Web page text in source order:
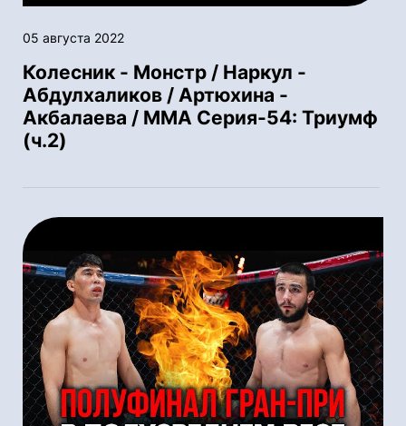
05 августа 2022
Колесник - Монстр / Наркул -
Абдулхаликов / Артюхина -
Акбалаева / ММА Серия-54: Триумф
(ч.2)